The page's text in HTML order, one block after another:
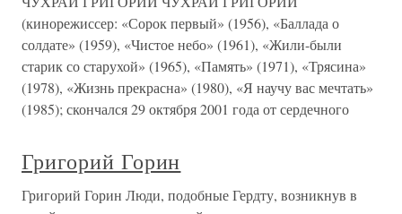
(кинорежиссер: «Сорок первый» (1956), «Баллада о
солдате» (1959), «Чистое небо» (1961), «Жили-были
старик со старухой» (1965), «Память» (1971), «Трясина»
(1978), «Жизнь прекрасна» (1980), «Я научу вас мечтать»
(1985); скончался 29 октября 2001 года от сердечного
Григорий Горин
Григорий Горин Люди, подобные Гердту, возникнув в